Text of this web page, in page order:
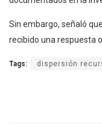
Sin embargo, señaló
recibido una respuesta
Tags: dispersión